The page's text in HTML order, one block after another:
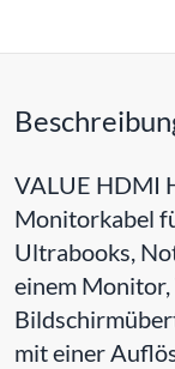
VALUE HDMI
Monitorkabel
Ultrabooks,
einem
mit einer